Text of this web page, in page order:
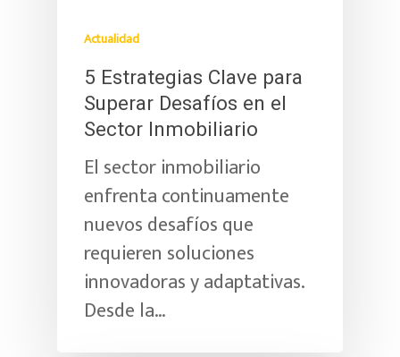
Actualidad
5 Estrategias Clave para
Superar Desafíos en el
Sector Inmobiliario
El sector inmobiliario
enfrenta continuamente
nuevos desafíos que
requieren soluciones
innovadoras y adaptativas.
Desde la…